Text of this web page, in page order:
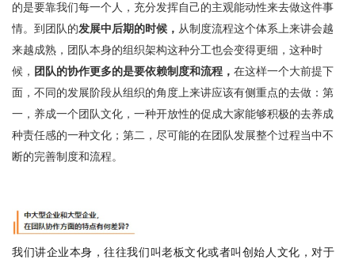
的是要靠我们每一个人，充分发挥自己的主观能动性来去做这件事
情。到团队的发展中后期的时候， 从制度流程这个体系上来讲会越
来越成熟，团队本身的组织架构这种分工也会变得更细，这种时
候， 团队的协作更多的是要依赖制度和流程， 在这样一个大前提下
面，不同的发展阶段从组织的角度上来讲应该有侧重点的去做：第
一，养成一个团队文化，一种开放性的促成大家能够积极的去养成
种责任感的一种文化；第二，尽可能的在团队发展整个过程当中不
断的完善制度和流程。
我们讲企业本身，往往我们叫老板文化或者叫创始人文化，对于